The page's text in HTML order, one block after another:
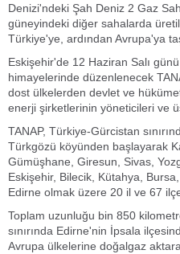
Denizi'ndeki Şah Deniz 2 Gaz
güneyindeki diğer sahalarda
Türkiye'ye, ardından Avrupa'ya
Eskişehir'de 12 Haziran Salı
himayelerinde düzenlenecek
dost ülkelerden devlet ve
enerji şirketlerinin yöneticileri ve
TANAP, Türkiye-Gürcistan
Türkgözü köyünden başlayarak
Gümüşhane, Giresun, Sivas,
Eskişehir, Bilecik, Kütahya,
Edirne olmak üzere 20 il ve 67
Toplam uzunluğu bin 850
sınırında Edirne'nin İpsala
Avrupa ülkelerine doğalgaz